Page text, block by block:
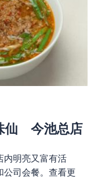
仙 今池总店
内明亮又富有活
司会餐。 查看更